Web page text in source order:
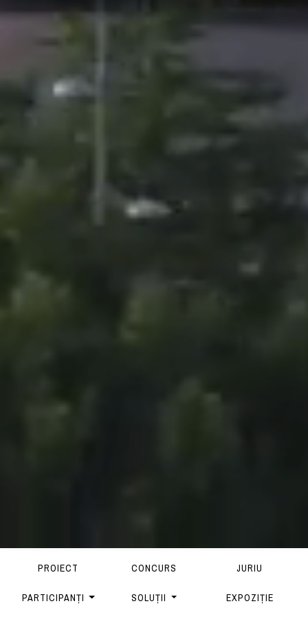
PROIECT CONCURS JURIU
PARTICIPANȚI SOLUȚII EXPOZIȚIE